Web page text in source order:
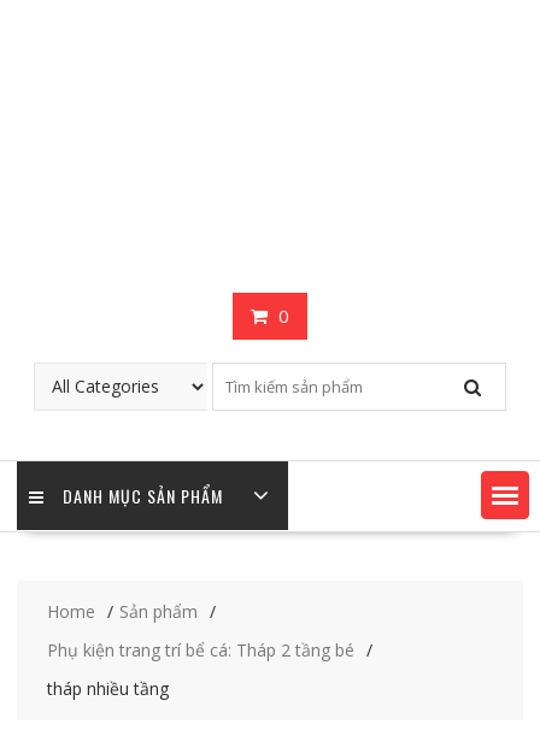
0
DANH MỤC SẢN PHẨM
Home
Sản phẩm
Phụ kiện trang trí bể cá: Tháp 2 tầng bé
tháp nhiều tầng